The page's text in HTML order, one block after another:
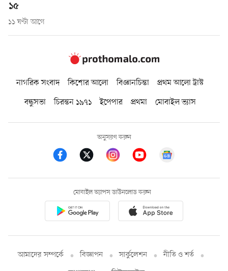
১৫
১১ ঘণ্টা আগে
নাগরিক সংবাদ কিশোর আলো বিজ্ঞানচিন্তা
প্রথম আলো ট্রাস্ট
বন্ধুসভা
চিরন্তন ১৯৭১ ইপেপার প্রথমা মোবাইল ভ্যাস
অনুসরণ করুন
মোবাইল অ্যাপস ডাউনলোড করুন
আমাদের সম্পর্কে বিজ্ঞাপন সার্কুলেশন
নীতি ও শর্ত